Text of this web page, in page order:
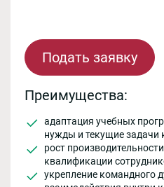
Подать заявку
Преимущества:
адаптация учебных
нужды и текущие задачи
рост
квалификации
укрепление командного